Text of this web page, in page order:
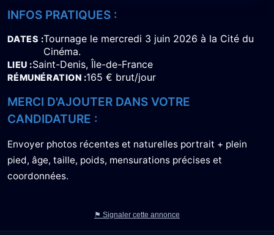
INFOS PRATIQUES :
DATES Tournage le mercredi 3 juin 2026 à la Cité du
Cinéma.
LIEU Saint-Denis, Île-de-France
RÉMUNÉRATION 165 € brut/jour
MERCI D'AJOUTER DANS VOTRE
CANDIDATURE :
Envoyer photos récentes et naturelles portrait + plein
pied, âge, taille, poids, mensurations précises et
coordonnées.
⚑ Signaler cette annonce